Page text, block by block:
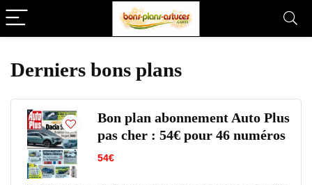
Derniers bons plans
Bon plan abonnement Auto Plus
pas cher : 54€ pour 46 numéros
54€